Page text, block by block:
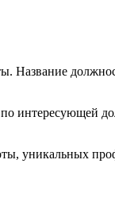
Название
интересующей
уникальных